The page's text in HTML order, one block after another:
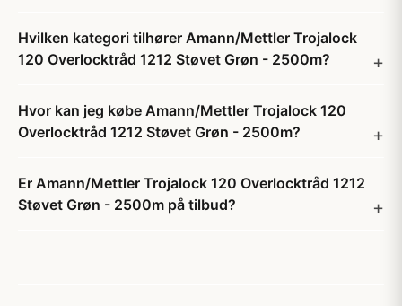
Hvilken kategori tilhører Amann/Mettler Trojalock
120 Overlocktråd 1212 Støvet Grøn - 2500m?
Hvor kan jeg købe Amann/Mettler Trojalock 120
Overlocktråd 1212 Støvet Grøn - 2500m?
Er Amann/Mettler Trojalock 120 Overlocktråd 1212
Støvet Grøn - 2500m på tilbud?